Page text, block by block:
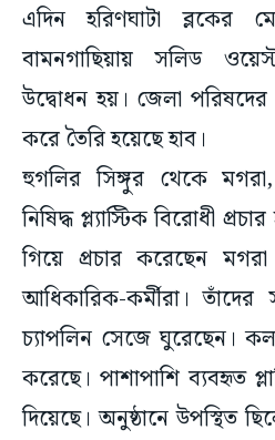
এদিন হরিণঘাটা ব্লকের
বামনগাছিয়ায় সলিড
উদ্বোধন হয়। জেলা
করে তৈরি হয়েছে হাব।
হুগলির সিঙ্গুর থেকে
নিষিদ্ধ প্ল্যাস্টিক বিরোধী
গিয়ে প্রচার করেছেন
আধিকারিক-কর্মীরা।
চ্যাপলিন সেজে ঘুরেছেন।
করেছে। পাশাপাশি ব্যবহৃত
দিয়েছে। অনুষ্ঠানে উপস্থিত